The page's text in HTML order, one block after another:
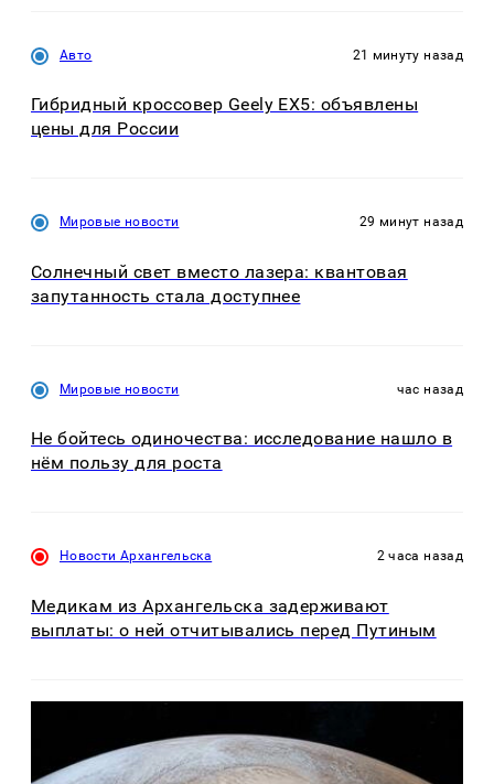
Авто 21 минуту назад
Гибридный кроссовер Geely EX5: объявлены
цены для России
Мировые новости 29 минут назад
Солнечный свет вместо лазера: квантовая
запутанность стала доступнее
Мировые новости час назад
Не бойтесь одиночества: исследование нашло в
нём пользу для роста
Новости Архангельска 2 часа назад
Медикам из Архангельска задерживают
выплаты: о ней отчитывались перед Путиным